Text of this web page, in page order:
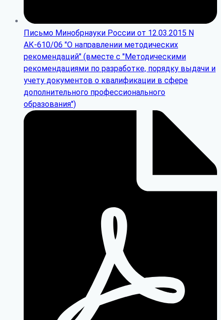
Письмо Минобрнауки России от 12.03.2015 N
АК-610/06 "О направлении методических
рекомендаций" (вместе с "Методическими
рекомендациями по разработке, порядку выдачи и
учету документов о квалификации в сфере
дополнительного профессионального
образования")